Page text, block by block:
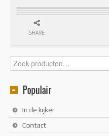
SHARE
Zoeken
naar:
Populair
In de kijker
Contact